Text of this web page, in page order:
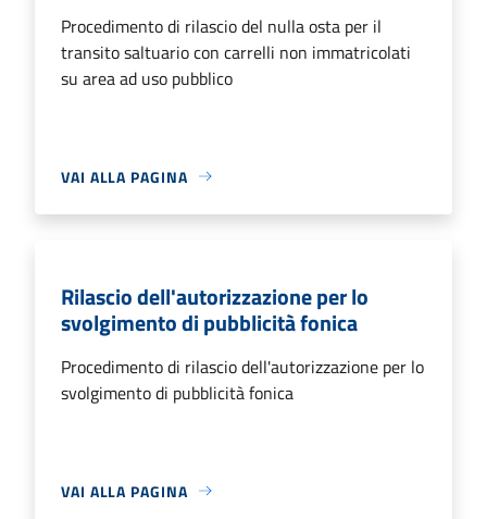
Procedimento di rilascio del nulla osta per il
transito saltuario con carrelli non immatricolati
su area ad uso pubblico
VAI ALLA PAGINA
Rilascio dell'autorizzazione per lo
svolgimento di pubblicità fonica
Procedimento di rilascio dell'autorizzazione per lo
svolgimento di pubblicità fonica
VAI ALLA PAGINA